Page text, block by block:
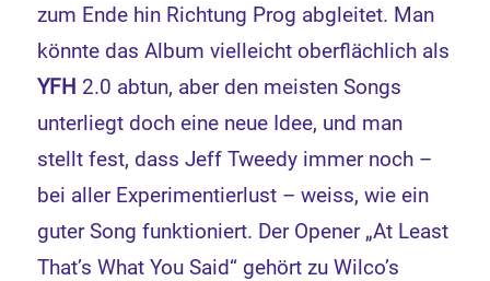
zum Ende hin Richtung Prog abgleitet. Man
könnte das Album vielleicht oberflächlich als
YFH 2.0 abtun, aber den meisten Songs
unterliegt doch eine neue Idee, und man
stellt fest, dass Jeff Tweedy immer noch –
bei aller Experimentierlust – weiss, wie ein
guter Song funktioniert. Der Opener „At Least
That’s What You Said“ gehört zu Wilco’s